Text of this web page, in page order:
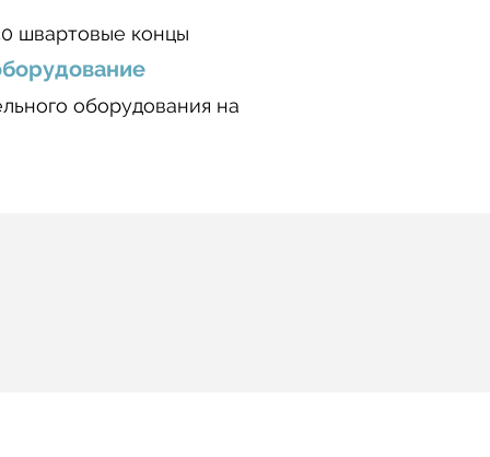
швартовые концы
оборудования на